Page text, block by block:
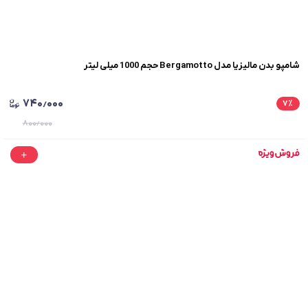
شامپو بدن مالیزیا مدل Bergamotto حجم 1000 میلی لیتر
۷٪ ۷۴۰٫۰۰۰
۸۰۰٫۰۰۰